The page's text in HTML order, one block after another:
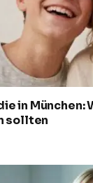
in München:
sollten